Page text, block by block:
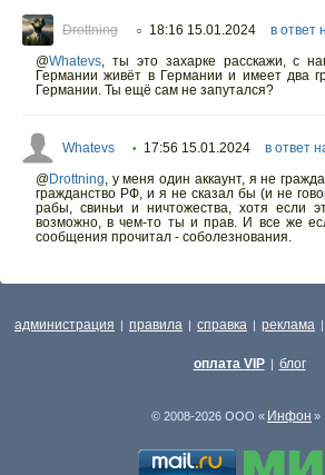
Drottning ○ 18:16 15.01.2024 в ответ
@Whatevs, ты это захарке расскажи, с
Германии живёт в Германии и имеет два
Германии. Ты ещё сам не запутался?
Whatevs • 17:56 15.01.2024 в ответ
@Drottning, у меня один аккаунт, я не
гражданство РФ, и я не сказал бы (и не
рабы, свиньи и ничтожества, хотя если
возможно, в чем-то ты и прав. И все же
сообщения прочитал - соболезнования.
администрация | правила | справка | реклама |
оплата VIP | блог
© 2008-2026 ООО « Инфон »